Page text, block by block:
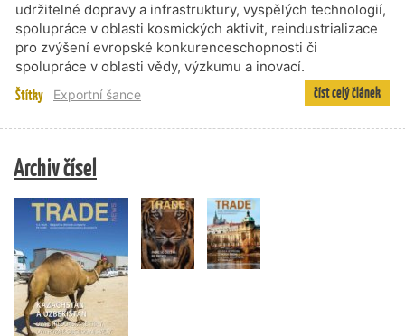
udržitelné dopravy a infrastruktury, vyspělých technologií,
spolupráce v oblasti kosmických aktivit, reindustrializace
pro zvýšení evropské konkurenceschopnosti či
spolupráce v oblasti vědy, výzkumu a inovací.
Štítky Exportní šance číst celý článek
Archiv čísel